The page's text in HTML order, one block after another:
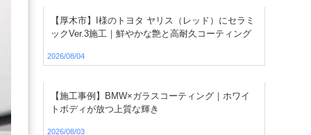
【厚木市】I様のトヨタ ヤリス（レッド）にセラミ
ックVer.3施工｜鮮やかな艶と高耐久コーティング
2026/08/04
【施工事例】BMW×ガラスコーティング｜ホワイ
トボディが放つ上質な輝き
2026/08/03